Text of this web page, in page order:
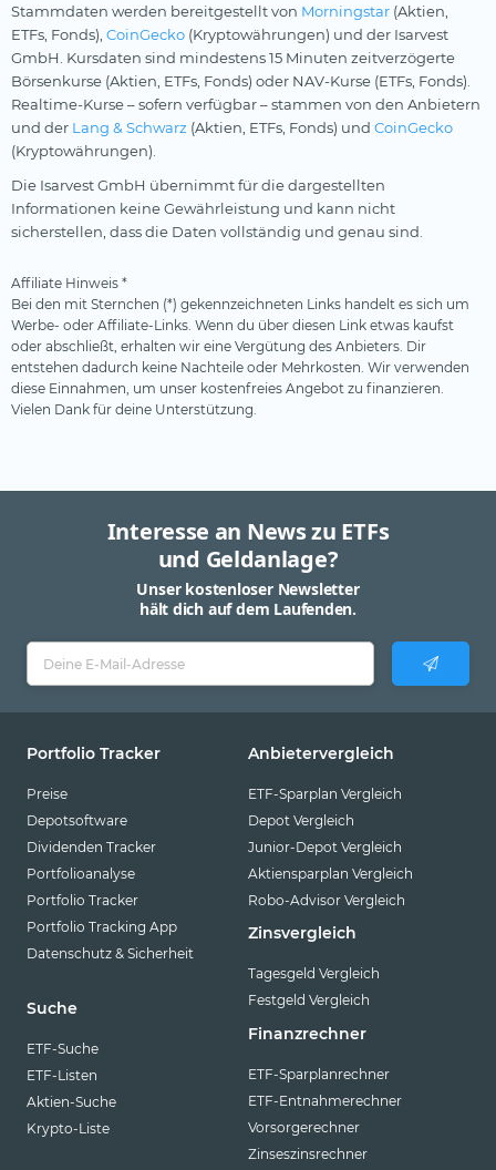
Stammdaten werden bereitgestellt von Morningstar (Aktien,
ETFs, Fonds), CoinGecko (Kryptowährungen) und der Isarvest
GmbH. Kursdaten sind mindestens 15 Minuten zeitverzögerte
Börsenkurse (Aktien, ETFs, Fonds) oder NAV-Kurse (ETFs, Fonds).
Realtime-Kurse – sofern verfügbar – stammen von den Anbietern
und der Lang & Schwarz (Aktien, ETFs, Fonds) und CoinGecko
(Kryptowährungen).
Die Isarvest GmbH übernimmt für die dargestellten
Informationen keine Gewährleistung und kann nicht
sicherstellen, dass die Daten vollständig und genau sind.
Affiliate Hinweis *
Bei den mit Sternchen (*) gekennzeichneten Links handelt es sich um
Werbe- oder Affiliate-Links. Wenn du über diesen Link etwas kaufst
oder abschließt, erhalten wir eine Vergütung des Anbieters. Dir
entstehen dadurch keine Nachteile oder Mehrkosten. Wir verwenden
diese Einnahmen, um unser kostenfreies Angebot zu finanzieren.
Vielen Dank für deine Unterstützung.
Interesse an News zu ETFs
und Geldanlage?
Unser kostenloser Newsletter
hält dich auf dem Laufenden.
Portfolio Tracker
Preise
Depotsoftware
Dividenden Tracker
Portfolioanalyse
Portfolio Tracker
Portfolio Tracking App
Datenschutz & Sicherheit
Suche
ETF-Suche
ETF-Listen
Aktien-Suche
Krypto-Liste
Anbietervergleich
ETF-Sparplan Vergleich
Depot Vergleich
Junior-Depot Vergleich
Aktiensparplan Vergleich
Robo-Advisor Vergleich
Zinsvergleich
Tagesgeld Vergleich
Festgeld Vergleich
Finanzrechner
ETF-Sparplanrechner
ETF-Entnahmerechner
Vorsorgerechner
Zinseszinsrechner